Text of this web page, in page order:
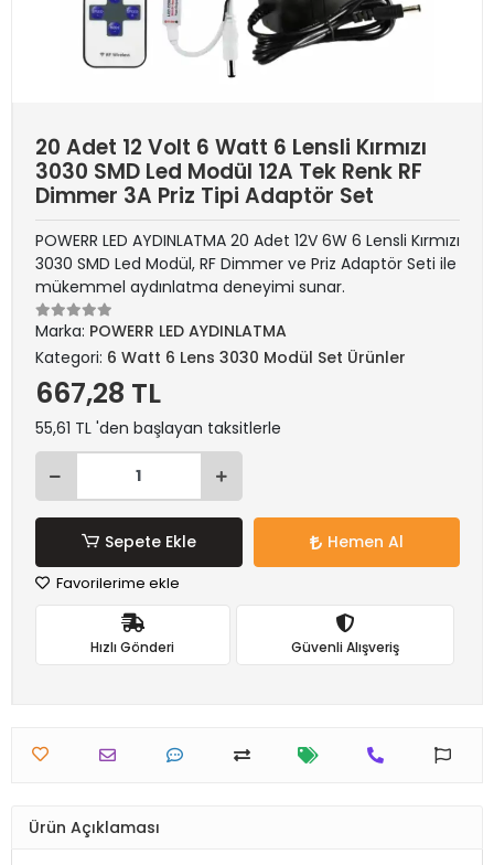
20 Adet 12 Volt 6 Watt 6 Lensli Kırmızı
3030 SMD Led Modül 12A Tek Renk RF
Dimmer 3A Priz Tipi Adaptör Set
POWERR LED AYDINLATMA 20 Adet 12V 6W 6 Lensli Kırmızı
3030 SMD Led Modül, RF Dimmer ve Priz Adaptör Seti ile
mükemmel aydınlatma deneyimi sunar.
Marka: POWERR LED AYDINLATMA
Kategori: 6 Watt 6 Lens 3030 Modül Set Ürünler
667,28 TL
55,61 TL 'den başlayan taksitlerle
Sepete Ekle Hemen Al
Favorilerime ekle
Hızlı Gönderi Güvenli Alışveriş
Ürün Açıklaması